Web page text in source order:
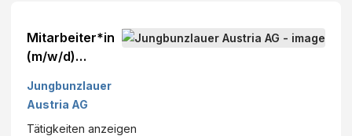
Mitarbeiter*in
(m/w/d)
gung im
Tagesbetrieb
Jungbunzlauer
Austria AG
Tätigkeiten anzeigen